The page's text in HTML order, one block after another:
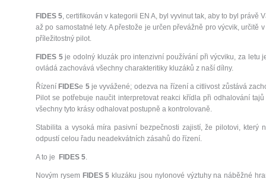
FIDES 5, certifikován v kategorii EN A, byl vyvinut tak, aby to byl právě
až po samostatné lety. A přestože je určen převážně pro výcvik, určitě
příležitostný pilot.
FIDES 5je odolný kluzák pro intenzivní používání při výcviku, za letu
ovládá zachovává všechny charakteritiky kluzáků z naší dílny.
Řízení FIDESe 5je vyvážené; odezva na řízení a citlivost zůstává
Pilot se potřebuje naučit interpretovat reakci křídla při odhalování
všechny tyto krásy odhalovat postupně a kontrolovaně.
Stabilita a vysoká míra pasivní bezpečnosti zajistí, že pilotovi, který
odpustí celou řadu neadekvátních zásahů do řízení.
A to je FIDES 5.
Novým rysem FIDES 5 kluzáku jsou nylonové výztuhy na náběžné